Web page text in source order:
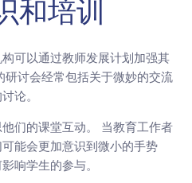
和培训
可以通过教师发展计划加强其
讨会经常包括关于微妙的交流
论。
们的课堂互动。 当教育工作者
能会更加意识到微小的手势
响学生的参与。